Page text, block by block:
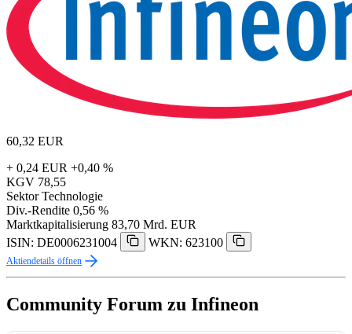
60,32 EUR
+ 0,24 EUR +0,40 %
KGV 78,55
Sektor Technologie
Div.-Rendite 0,56 %
Marktkapitalisierung 83,70 Mrd. EUR
ISIN: DE0006231004
WKN: 623100
Aktiendetails öffnen
Community Forum zu Infineon